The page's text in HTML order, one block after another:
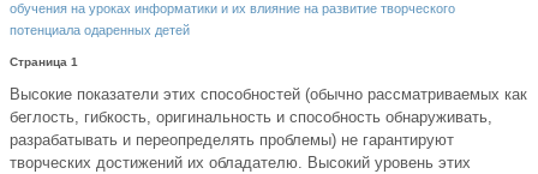
обучения на уроках информатики и их влияние на развитие творческого
потенциала одаренных детей
Страница 1
Высокие показатели этих способностей (обычно рассматриваемых как
беглость, гибкость, оригинальность и способность обнаруживать,
разрабатывать и переопределять проблемы) не гарантируют
творческих достижений их обладателю. Высокий уровень этих